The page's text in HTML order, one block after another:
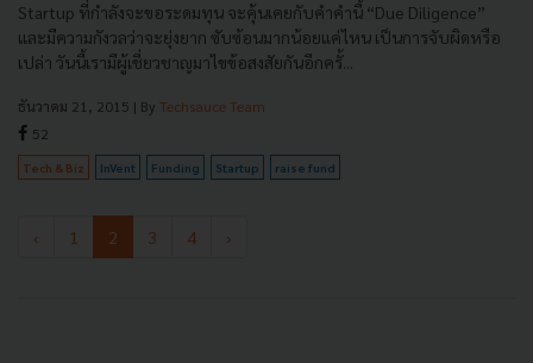
Startup ที่กำลังจะขอระดมทุน จะคุ้นเคยกับคำคำนี้ “Due Diligence”
และมีความกังวลว่าจะยุ่งยาก ซับซ้อนมากน้อยแค่ไหน เป็นการจับผิดหรือ
เปล่า วันนี้เรามีผู้เชี่ยวชาญมาไขข้อสงสัยกันอีกครั้...
ธันวาคม 21, 2015 | By Techsauce Team
52
Tech & Biz InVent Funding Startup raise fund
‹ 1 2 3 4 ›